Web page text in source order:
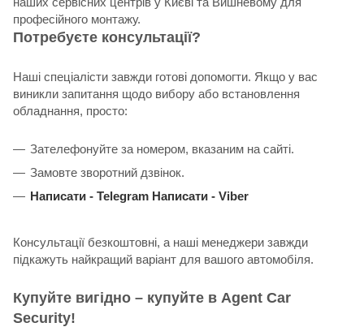
професійного монтажу.
Потребуєте консультації?
Наші спеціалісти завжди готові допомогти. Якщо у вас
виникли запитання щодо вибору або встановлення
обладнання, просто:
Зателефонуйте за номером, вказаним на сайті.
Замовте зворотний дзвінок.
Написати - Telegram Написати - Viber
Консультації безкоштовні, а наші менеджери завжди
підкажуть найкращий варіант для вашого автомобіля.
Купуйте вигідно – купуйте в Agent Car
Security!